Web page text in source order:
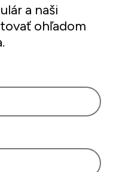
a naši
ohľadom